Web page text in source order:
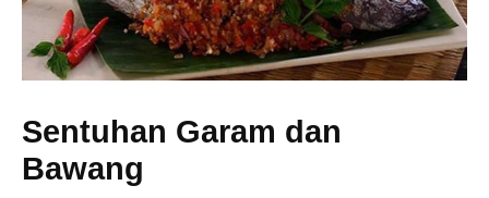
Sentuhan Garam dan
Bawang